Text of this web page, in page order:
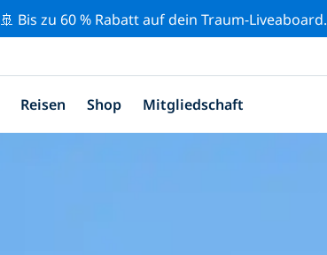
🚢 Bis zu 60 % Rabatt auf dein Traum-Liveaboard.
Reisen Shop Mitgliedschaft